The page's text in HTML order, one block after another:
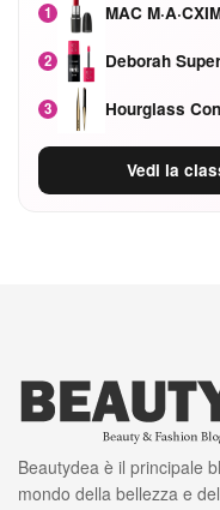
1 MAC
2 Deborah
3
Vedi la
Beautydea è il principale
mondo della bellezza e